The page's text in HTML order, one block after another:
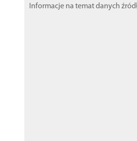
Informacje na temat danych